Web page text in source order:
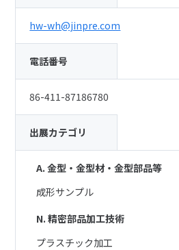
hw-wh@jinpre.com
電話番号
86-411-87186780
出展カテゴリ
A. 金型・金型材・金型部品等
成形サンプル
N. 精密部品加工技術
プラスチック加工